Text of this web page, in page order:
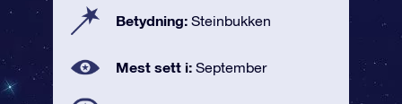
Betydning: Steinbukken
Mest sett i: September